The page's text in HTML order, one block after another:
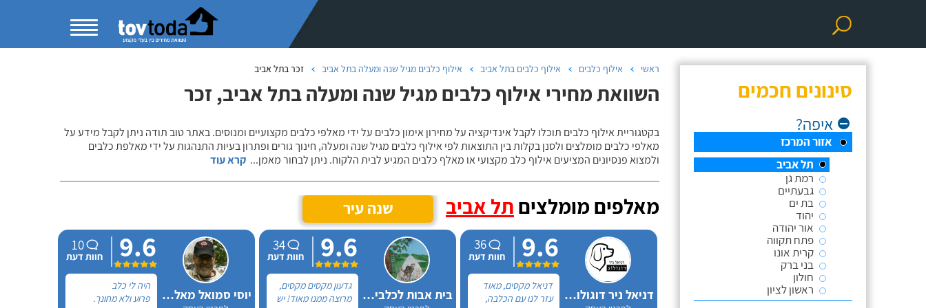
סינונים חכמים
איפה?
אזור המרכז
תל אביב
רמת גן
גבעתיים
בת ים
יהוד
אור יהודה
פתח תקווה
קרית אונו
בני ברק
חולון
ראשון לציון
ראשי אילוף כלבים אילוף כלבים בתל אביב אילוף כלבים מגיל שנה ומעלה בתל אביב זכר בתל אביב
השוואת מחירי אילוף כלבים מגיל שנה ומעלה בתל אביב, זכר
בקטגוריית אילוף כלבים תוכלו לקבל אינדיקציה על מחירון אימון כלבים על ידי מאלפי כלבים מקצועיים ומנוסים. באתר טוב תודה ניתן לקבל מידע על
מאלפי כלבים מומלצים ולסנן בקלות בין התוצאות לפי אילוף כלבים מגיל שנה ומעלה, חינוך גורים ופתרון בעיות התנהגות על ידי מאלפת כלבים
ולמצוא פנסיונים המציעים אילוף כלב מקצועי או מאלף כלבים המגיע לבית הלקוח. ניתן לבחור מאמן... קרא עוד
מאלפים מומלצים תל אביב שנה עיר
דניאל ניר דוגולוג אילוף כלבים
9.6
36
חוות דעת
דניאל מקסים, מאוד
עזר לנו עם הכלבה,
בית אבות לכלבים ופנסיון חתולים
9.6
34
חוות דעת
גדעון מקסים מקסים,
מרוצה ממנו מאוד! יש
יוסי סמואל מאלף הכלבים
9.6
10
חוות דעת
היה לי כלב
פרוע ולא מחונך.